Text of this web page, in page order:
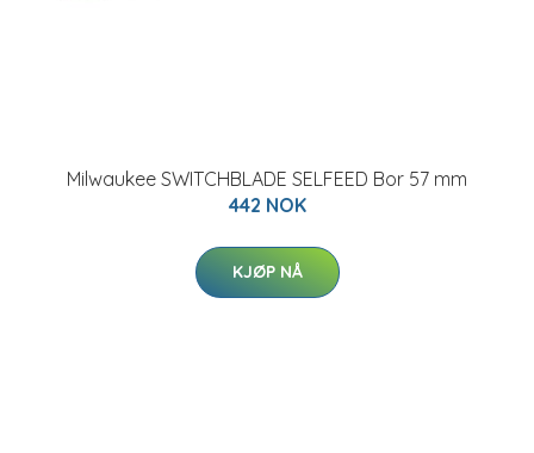
Milwaukee SWITCHBLADE SELFEED Bor 57 mm
442 NOK
KJØP NÅ